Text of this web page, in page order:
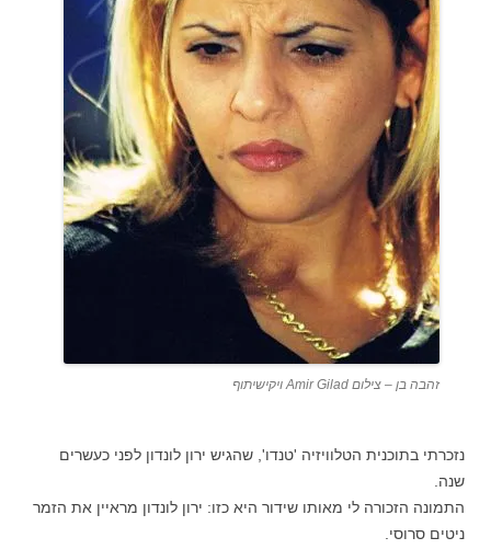
זהבה בן – צילום Amir Gilad ויקישיתוף
נזכרתי בתוכנית הטלוויזיה 'טנדו', שהגיש ירון לונדון לפני כעשרים
שנה.
התמונה הזכורה לי מאותו שידור היא כזו: ירון לונדון מראיין את הזמר
ניטים סרוסי.